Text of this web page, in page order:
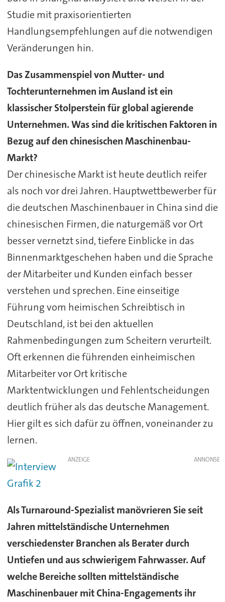
Studie mit praxisorientierten
Handlungsempfehlungen auf die notwendigen
Veränderungen hin.
Das Zusammenspiel von Mutter- und
Tochterunternehmen im Ausland ist ein
klassischer Stolperstein für global agierende
Unternehmen. Was sind die kritischen Faktoren in
Bezug auf den chinesischen Maschinenbau-
Markt?
Der chinesische Markt ist heute deutlich reifer
als noch vor drei Jahren. Hauptwettbewerber für
die deutschen Maschinenbauer in China sind die
chinesischen Firmen, die naturgemäß vor Ort
besser vernetzt sind, tiefere Einblicke in das
Binnenmarktgeschehen haben und die Sprache
der Mitarbeiter und Kunden einfach besser
verstehen und sprechen. Eine einseitige
Führung vom heimischen Schreibtisch in
Deutschland, ist bei den aktuellen
Rahmenbedingungen zum Scheitern verurteilt.
Oft erkennen die führenden einheimischen
Mitarbeiter vor Ort kritische
Marktentwicklungen und Fehlentscheidungen
deutlich früher als das deutsche Management.
Hier gilt es sich dafür zu öffnen, voneinander zu
lernen.
ANZEIGE
Als Turnaround-Spezialist manövrieren Sie seit
Jahren mittelständische Unternehmen
verschiedenster Branchen als Berater durch
Untiefen und aus schwierigem Fahrwasser. Auf
welche Bereiche sollten mittelständische
Maschinenbauer mit China-Engagements ihr